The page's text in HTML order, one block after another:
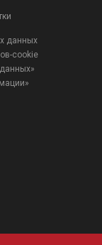
данных
cookie